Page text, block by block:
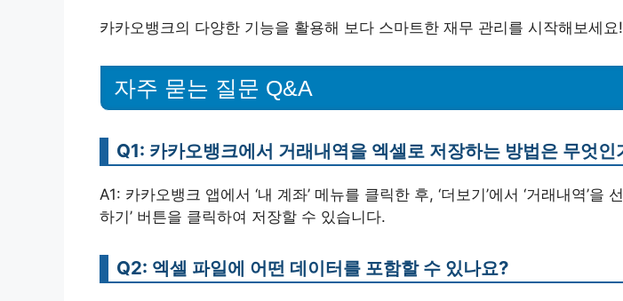
카카오뱅크의 다양한 기능을 활용해 보다 스마트한 재무 관리를 시작해보세요!
자주 묻는 질문 Q&A
Q1: 카카오뱅크에서 거래내역을 엑셀로 저장하는 방법은 무엇인
A1: 카카오뱅크 앱에서 ‘내 계좌’ 메뉴를 클릭한 후, ‘더보기’에서 ‘거래내역’을
하기’ 버튼을 클릭하여 저장할 수 있습니다.
Q2: 엑셀 파일에 어떤 데이터를 포함할 수 있나요?